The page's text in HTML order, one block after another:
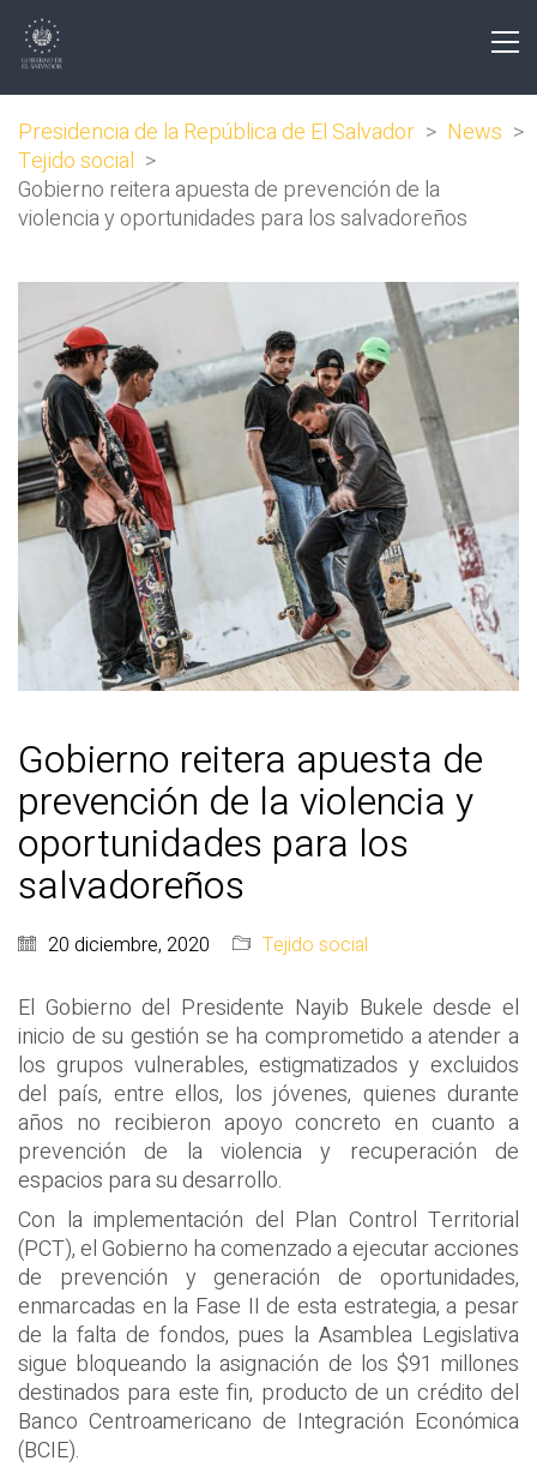
Presidencia de la República de El Salvador > News >
Tejido social >
Gobierno reitera apuesta de prevención de la
violencia y oportunidades para los salvadoreños
Gobierno reitera apuesta de
prevención de la violencia y
oportunidades para los
salvadoreños
20 diciembre, 2020 Tejido social
El Gobierno del Presidente Nayib Bukele desde el
inicio de su gestión se ha comprometido a atender a
los grupos vulnerables, estigmatizados y excluidos
del país, entre ellos, los jóvenes, quienes durante
años no recibieron apoyo concreto en cuanto a
prevención de la violencia y recuperación de
espacios para su desarrollo.
Con la implementación del Plan Control Territorial
(PCT), el Gobierno ha comenzado a ejecutar acciones
de prevención y generación de oportunidades,
enmarcadas en la Fase II de esta estrategia, a pesar
de la falta de fondos, pues la Asamblea Legislativa
sigue bloqueando la asignación de los $91 millones
destinados para este fin, producto de un crédito del
Banco Centroamericano de Integración Económica
(BCIE).